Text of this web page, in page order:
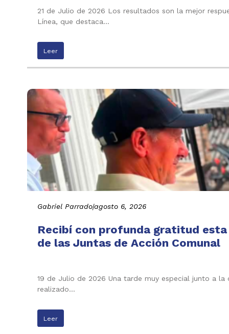
21 de Julio de 2026 Los resultados son la mejor
Línea, que destaca…
Leer
Gabriel Parrado|agosto 6, 2026
Recibí con profunda gratitud
de las Juntas de Acción Comunal
19 de Julio de 2026 Una tarde muy especial junto a
realizado…
Leer